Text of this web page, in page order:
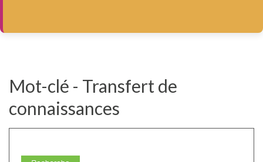
Mot-clé - Transfert de
connaissances